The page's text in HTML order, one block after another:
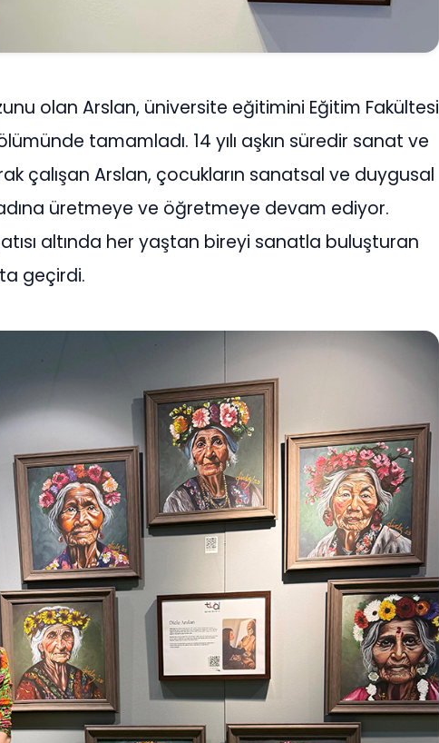
olan Arslan, üniversite eğitimini Eğitim Fakültesi
tamamladı. 14 yılı aşkın süredir sanat ve
çalışan Arslan, çocukların sanatsal ve duygusal
üretmeye ve öğretmeye devam ediyor.
altında her yaştan bireyi sanatla buluşturan
geçirdi.